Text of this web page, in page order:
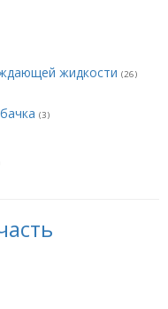
жидкости (26)
(3)